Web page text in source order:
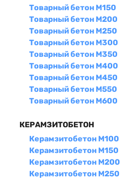
Товарный бетон М150
Товарный бетон М200
Товарный бетон М250
Товарный бетон М300
Товарный бетон М350
Товарный бетон М400
Товарный бетон М450
Товарный бетон М550
Товарный бетон М600
КЕРАМЗИТОБЕТОН
Керамзитобетон М100
Керамзитобетон М150
Керамзитобетон М200
Керамзитобетон М250